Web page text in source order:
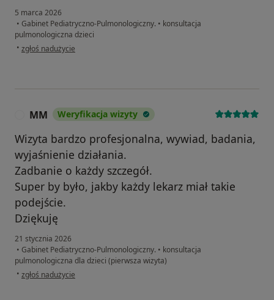
5 marca 2026
• Gabinet Pediatryczno-Pulmonologiczny. • konsultacja
pulmonologiczna dzieci
• w opinii użytkownika J.cz
zgłoś nadużycie
MM Weryfikacja wizyty
Wizyta bardzo profesjonalna, wywiad, badania,
wyjaśnienie działania.
Zadbanie o każdy szczegół.
Super by było, jakby każdy lekarz miał takie
podejście.
Dziękuję
21 stycznia 2026
• Gabinet Pediatryczno-Pulmonologiczny. • konsultacja
pulmonologiczna dla dzieci (pierwsza wizyta)
• w opinii użytkownika MM
zgłoś nadużycie